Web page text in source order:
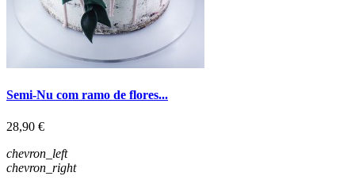
Semi-Nu com ramo de flores...
Preço
28,90 €
chevron_left
chevron_right